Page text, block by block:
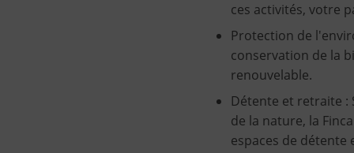
ces activités, votre
Protection de
conservation de la
renouvelable.
Détente et retraite
de la nature, la
espaces de